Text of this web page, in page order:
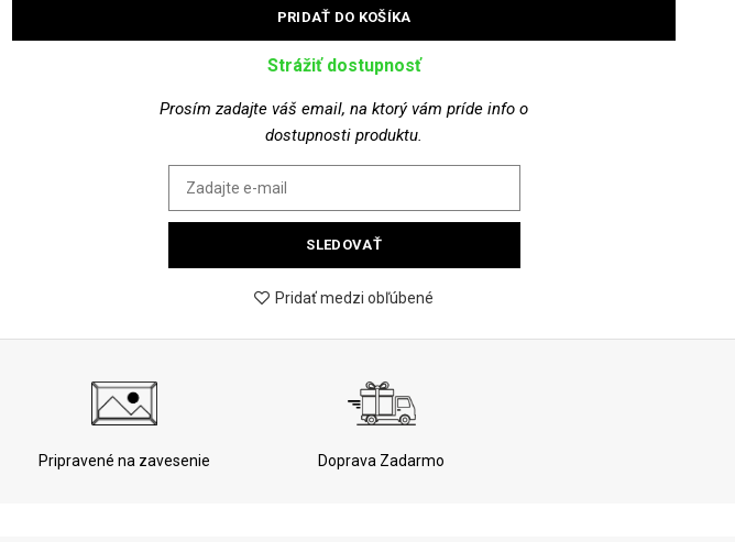
PRIDAŤ DO KOŠÍKA
Strážiť dostupnosť
Prosím zadajte váš email, na ktorý vám príde info o
dostupnosti produktu.
SLEDOVAŤ
Pridať medzi obľúbené
Pripravené na zavesenie Doprava Zadarmo